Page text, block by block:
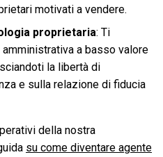
motivati a vendere.
proprietaria: Ti
a basso valore
la libertà di
e sulla relazione di fiducia
della nostra
su come diventare agente